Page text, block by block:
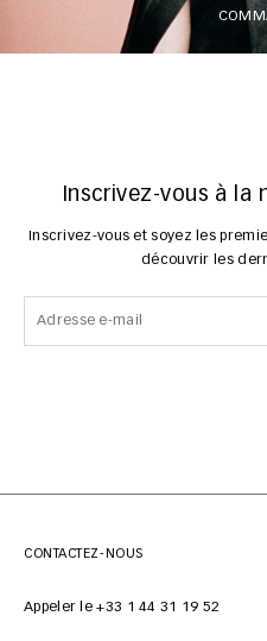
Inscrivez-vous à la
Inscrivez-vous et soyez les premiers à profiter d'accès exclusifs et à
découvrir les
CONTACTEZ-NOUS
Appeler le +33 1 44 31 19 52